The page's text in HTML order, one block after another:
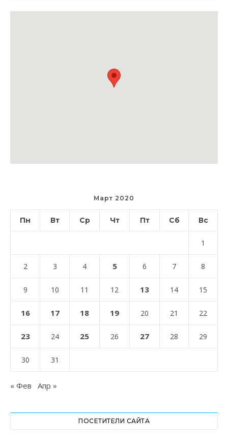
Март 2020
Пн Вт Ср Чт Пт Сб Вс
1
2 3 4 5 6 7 8
9 10 11 12 13 14 15
16 17 18 19 20 21 22
23 24 25 26 27 28 29
30 31
« Фев Апр »
ПОСЕТИТЕЛИ САЙТА